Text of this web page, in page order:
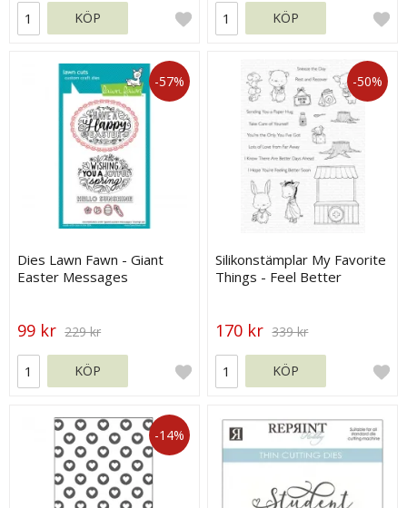
KÖP KÖP
-57%
Dies Lawn Fawn - Giant
Easter Messages
99 kr 229 kr
KÖP
-50%
Silikonstämplar My Favorite
Things - Feel Better
170 kr 339 kr
KÖP
-14%